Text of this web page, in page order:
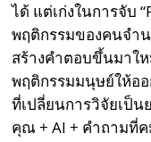
ได้ แต่เก่งในการจับ
พฤติกรรมของคนจำ
สร้างคำตอบขึ้นมาใ
พฤติกรรมมนุษย์ให้อ
ที่เปลี่ยนการวิจัยเป็
คุณ + AI + คำถามที่